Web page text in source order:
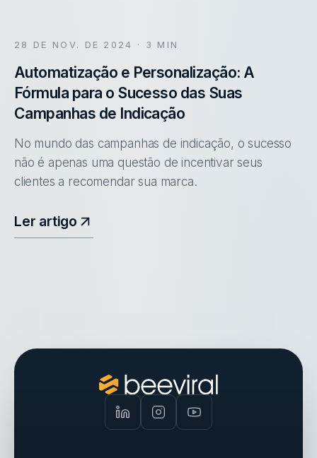
28 DE NOV. DE 2024 · 3 MIN
Automatização e Personalização: A
Fórmula para o Sucesso das Suas
Campanhas de Indicação
No mundo das campanhas de indicação, o sucesso
não é apenas uma questão de incentivar seus
clientes a recomendar sua marca.
Ler artigo